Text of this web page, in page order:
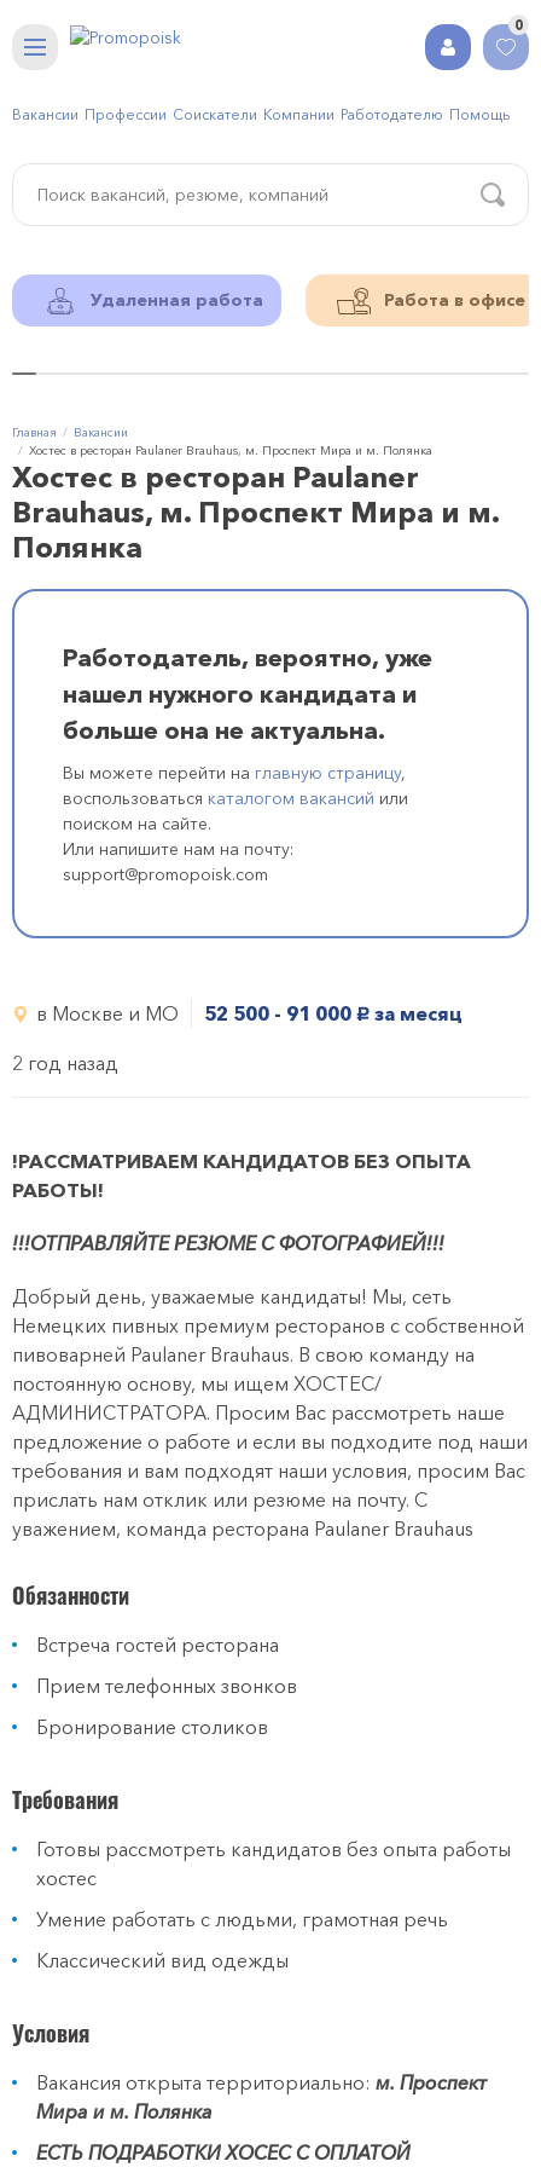
0
Вакансии Профессии Соискатели Компании Работодателю Помощь
Удаленная работа Работа в офисе
Главная
Вакансии
Хостес в ресторан Paulaner Brauhaus, м. Проспект Мира и м. Полянка
Хостес в ресторан Paulaner
Brauhaus, м. Проспект Мира и м.
Полянка
Работодатель, вероятно, уже
нашел нужного кандидата и
больше она не актуальна.
Вы можете перейти на главную страницу,
воспользоваться каталогом вакансий или
поиском на сайте.
Или напишите нам на почту:
support@promopoisk.com
в Москве и МО 52 500 - 91 000 руб. за месяц
2 год назад
!РАССМАТРИВАЕМ КАНДИДАТОВ БЕЗ ОПЫТА
РАБОТЫ!
!!!ОТПРАВЛЯЙТЕ РЕЗЮМЕ С ФОТОГРАФИЕЙ!!!
Добрый день, уважаемые кандидаты! Мы, сеть
Немецких пивных премиум ресторанов с собственной
пивоварней Paulaner Brauhaus. В свою команду на
постоянную основу, мы ищем ХОСТЕС/
АДМИНИСТРАТОРА. Просим Вас рассмотреть наше
предложение о работе и если вы подходите под наши
требования и вам подходят наши условия, просим Вас
прислать нам отклик или резюме на почту. С
уважением, команда ресторана Paulaner Brauhaus
Обязанности
Встреча гостей ресторана
Прием телефонных звонков
Бронирование столиков
Требования
Готовы рассмотреть кандидатов без опыта работы
хостес
Умение работать с людьми, грамотная речь
Классический вид одежды
Условия
Вакансия открыта территориально: м. Проспект
Мира и м. Полянка
ЕСТЬ ПОДРАБОТКИ ХОСЕС С ОПЛАТОЙ